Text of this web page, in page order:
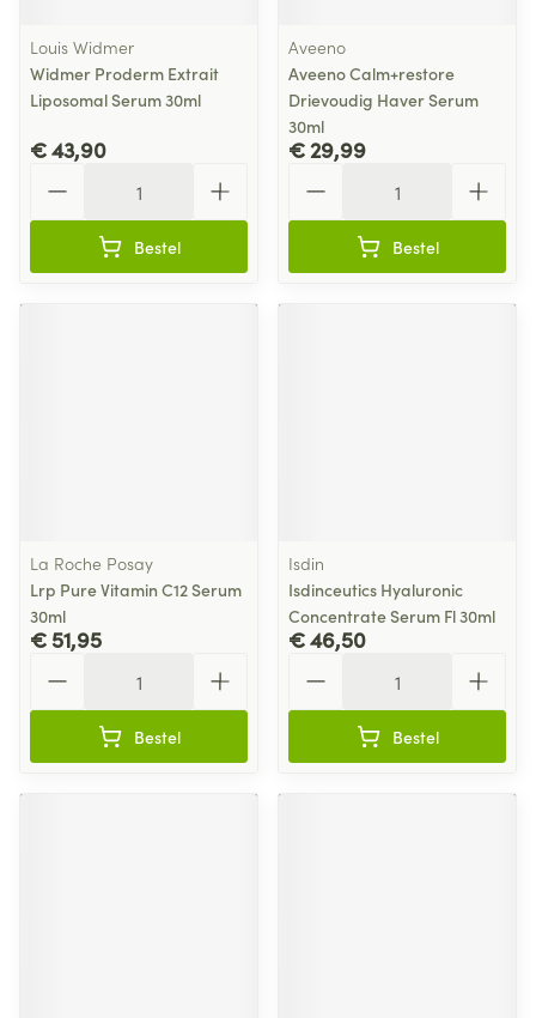
Louis Widmer
Widmer Proderm Extrait
Liposomal Serum 30ml
€ 43,90
Bestel
Aveeno
Aveeno Calm+restore
Drievoudig Haver Serum
30ml
€ 29,99
Bestel
La Roche Posay
Lrp Pure Vitamin C12 Serum
30ml
€ 51,95
Bestel
Isdin
Isdinceutics Hyaluronic
Concentrate Serum Fl 30ml
€ 46,50
Bestel